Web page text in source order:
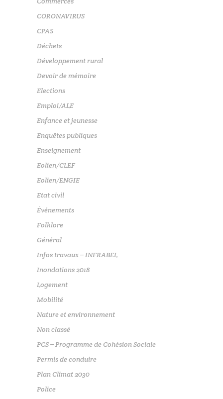
CORONAVIRUS
CPAS
Déchets
Développement rural
Devoir de mémoire
Elections
Emploi/ALE
Enfance et jeunesse
Enquêtes publiques
Enseignement
Eolien/CLEF
Eolien/ENGIE
Etat civil
Événements
Folklore
Général
Infos travaux – INFRABEL
Inondations 2018
Logement
Mobilité
Nature et environnement
Non classé
PCS – Programme de Cohésion Sociale
Permis de conduire
Plan Climat 2030
Police